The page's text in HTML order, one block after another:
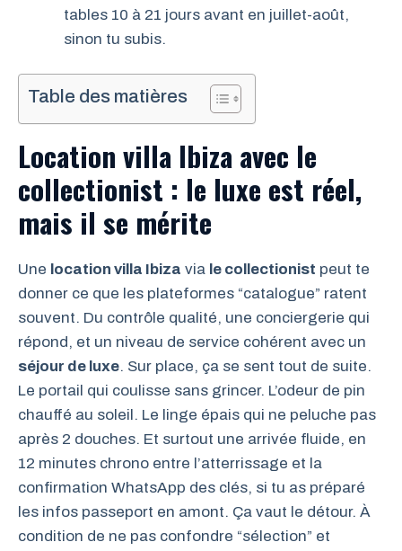
tables 10 à 21 jours avant en juillet-août,
sinon tu subis.
Table des matières
Location villa Ibiza avec le
collectionist : le luxe est réel,
mais il se mérite
Une location villa Ibiza via le collectionist peut te
donner ce que les plateformes “catalogue” ratent
souvent. Du contrôle qualité, une conciergerie qui
répond, et un niveau de service cohérent avec un
séjour de luxe. Sur place, ça se sent tout de suite.
Le portail qui coulisse sans grincer. L’odeur de pin
chauffé au soleil. Le linge épais qui ne peluche pas
après 2 douches. Et surtout une arrivée fluide, en
12 minutes chrono entre l’atterrissage et la
confirmation WhatsApp des clés, si tu as préparé
les infos passeport en amont. Ça vaut le détour. À
condition de ne pas confondre “sélection” et